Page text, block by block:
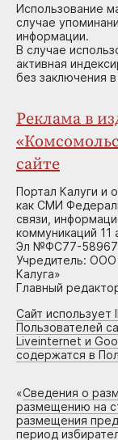
Использование
случае
информации.
В случае
активная
без заключения
Реклама в
сайте
Портал Калуги и
как СМИ
связи,
коммуникаций 11
Эл №ФС77-58967
Учредитель: ООО
Калуга»
Главный
Сайт использует
Пользователей
Liveinternet и
содержатся в
«Сведения о
размещению на
размещения
период